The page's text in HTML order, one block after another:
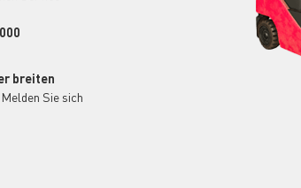
breiten
Sie sich